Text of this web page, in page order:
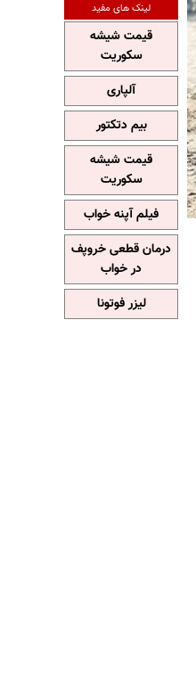
لینک های مفید
قیمت شیشه
سکوریت
آلپاری
بیم دتکتور
قیمت شیشه
سکوریت
فیلم آپنه خواب
درمان قطعی خروپف
در خواب
لیزر فوتونا